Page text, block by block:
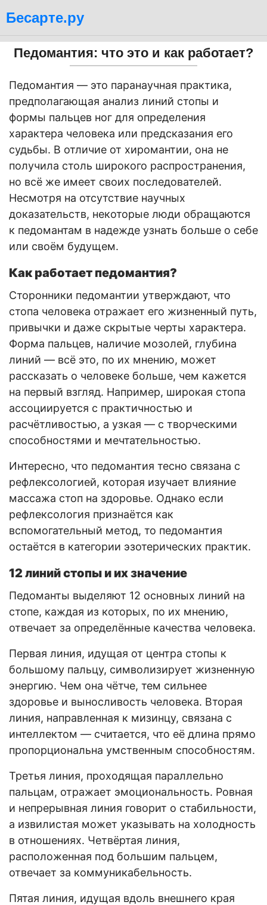
Бесарте.ру
Педомантия: что это и как работает?
Педомантия — это паранаучная практика,
предполагающая анализ линий стопы и
формы пальцев ног для определения
характера человека или предсказания его
судьбы. В отличие от хиромантии, она не
получила столь широкого распространения,
но всё же имеет своих последователей.
Несмотря на отсутствие научных
доказательств, некоторые люди обращаются
к педомантам в надежде узнать больше о себе
или своём будущем.
Как работает педомантия?
Сторонники педомантии утверждают, что
стопа человека отражает его жизненный путь,
привычки и даже скрытые черты характера.
Форма пальцев, наличие мозолей, глубина
линий — всё это, по их мнению, может
рассказать о человеке больше, чем кажется
на первый взгляд. Например, широкая стопа
ассоциируется с практичностью и
расчётливостью, а узкая — с творческими
способностями и мечтательностью.
Интересно, что педомантия тесно связана с
рефлексологией, которая изучает влияние
массажа стоп на здоровье. Однако если
рефлексология признаётся как
вспомогательный метод, то педомантия
остаётся в категории эзотерических практик.
12 линий стопы и их значение
Педоманты выделяют 12 основных линий на
стопе, каждая из которых, по их мнению,
отвечает за определённые качества человека.
Первая линия, идущая от центра стопы к
большому пальцу, символизирует жизненную
энергию. Чем она чётче, тем сильнее
здоровье и выносливость человека. Вторая
линия, направленная к мизинцу, связана с
интеллектом — считается, что её длина прямо
пропорциональна умственным способностям.
Третья линия, проходящая параллельно
пальцам, отражает эмоциональность. Ровная
и непрерывная линия говорит о стабильности,
а извилистая может указывать на холодность
в отношениях. Четвёртая линия,
расположенная под большим пальцем,
отвечает за коммуникабельность.
Пятая линия, идущая вдоль внешнего края